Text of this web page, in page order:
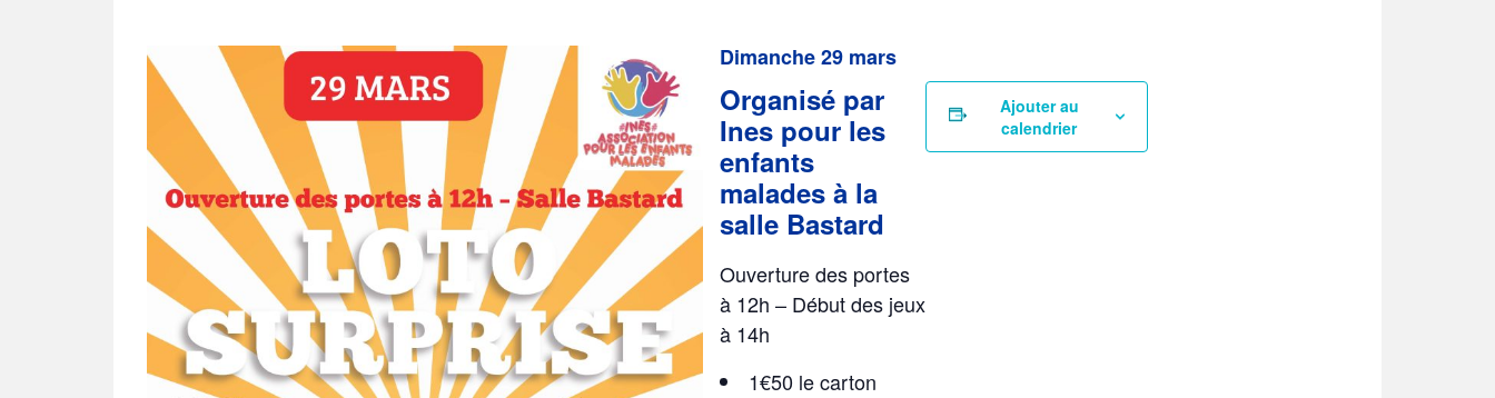
Dimanche 29 mars
Organisé par
Ines pour les
enfants
malades à la
salle Bastard
Ouverture des portes
à 12h – Début des jeux
à 14h
1€50 le carton
Ajouter au
calendrier